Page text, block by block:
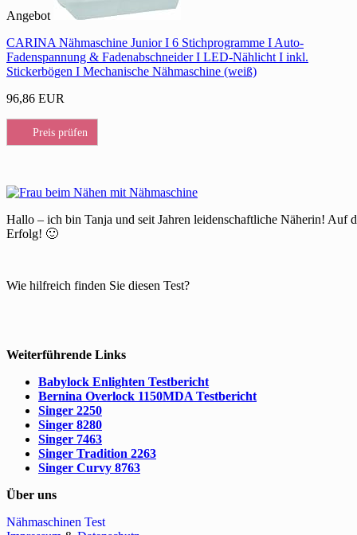
Angebot
CARINA Nähmaschine Junior I 6 Stichprogramme I Auto-
Fadenspannung & Fadenabschneider I LED-Nählicht I inkl.
Stickerbögen I Mechanische Nähmaschine (weiß)
96,86 EUR
Preis prüfen
Hallo – ich bin Tanja und seit Jahren leidenschaftliche Näherin! Auf
Erfolg! 🙂
Wie hilfreich finden Sie diesen Test?
Weiterführende Links
Babylock Enlighten Testbericht
Bernina Overlock 1150MDA Testbericht
Singer 2250
Singer 8280
Singer 7463
Singer Tradition 2263
Singer Curvy 8763
Über uns
Nähmaschinen Test